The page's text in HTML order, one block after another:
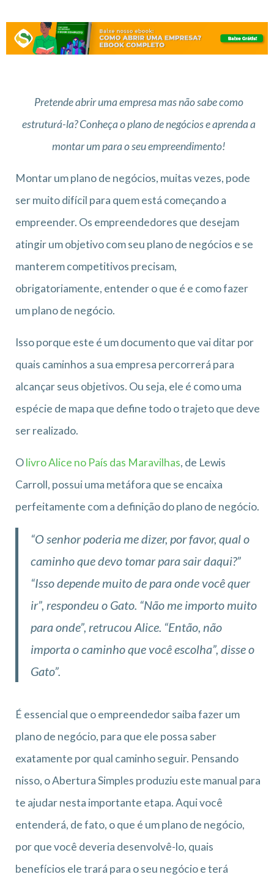
Pretende abrir uma empresa mas não sabe como
estruturá-la? Conheça o plano de negócios e aprenda a
montar um para o seu empreendimento!
Montar um plano de negócios, muitas vezes, pode
ser muito difícil para quem está começando a
empreender. Os empreendedores que desejam
atingir um objetivo com seu plano de negócios e se
manterem competitivos precisam,
obrigatoriamente, entender o que é e como fazer
um plano de negócio.
Isso porque este é um documento que vai ditar por
quais caminhos a sua empresa percorrerá para
alcançar seus objetivos. Ou seja, ele é como uma
espécie de mapa que define todo o trajeto que deve
ser realizado.
Olivro Alice no País das Maravilhas, de Lewis
Carroll, possui uma metáfora que se encaixa
perfeitamente com a definição do plano de negócio.
“O senhor poderia me dizer, por favor, qual o
caminho que devo tomar para sair daqui?”
“Isso depende muito de para onde você quer
ir”, respondeu o Gato. “Não me importo muito
para onde”, retrucou Alice. “Então, não
importa o caminho que você escolha”, disse o
Gato”.
É essencial que o empreendedor saiba fazer um
plano de negócio, para que ele possa saber
exatamente por qual caminho seguir. Pensando
nisso, o Abertura Simples produziu este manual para
te ajudar nesta importante etapa. Aqui você
entenderá, de fato, o que é um plano de negócio,
por que você deveria desenvolvê-lo, quais
benefícios ele trará para o seu negócio e terá